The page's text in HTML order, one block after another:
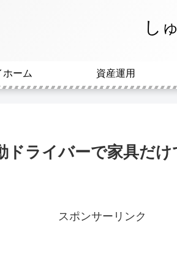
し
ホーム 資産運用
ドライバーで家具だ
スポンサーリンク